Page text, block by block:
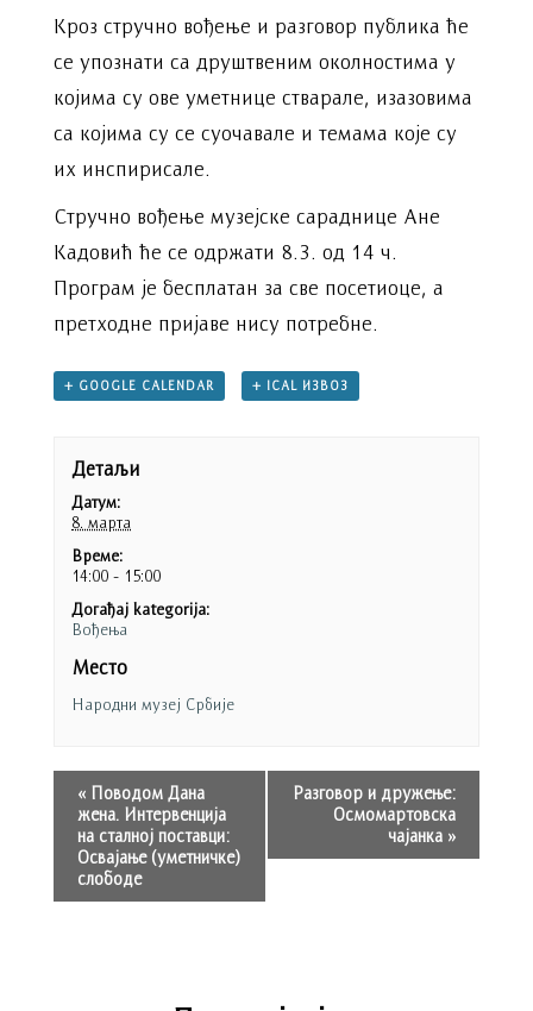
Кроз стручно вођење и разговор публика ће
се упознати са друштвеним околностима у
којима су ове уметнице стварале, изазовима
са којима су се суочавале и темама које су
их инспирисале.
Стручно вођење музејске сараднице Ане
Кадовић ће се одржати 8.3. од 14 ч.
Програм је бесплатан за све посетиоце, а
претходне пријаве нису потребне.
+ GOOGLE CALENDAR + ICAL ИЗВОЗ
Детаљи
Датум:
8. марта
Време:
14:00 - 15:00
Догађај kategorija:
Вођења
Место
Народни музеј Србије
«Поводом Дана
жена. Интервенција
на сталној поставци:
Освајање (уметничке)
слободе
Разговор и дружење:
Осмомартовска
чајанка »